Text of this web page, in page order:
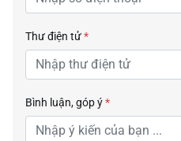
Thư điện tử*
Bình luận, góp ý*